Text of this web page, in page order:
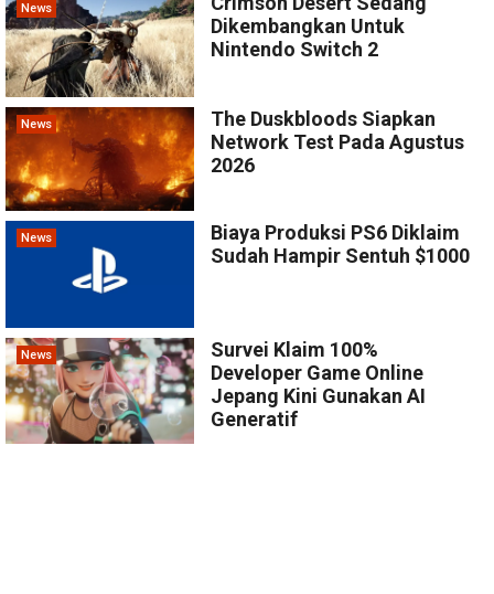
News
Dikembangkan Untuk
Nintendo Switch 2
News
The Duskbloods Siapkan
Network Test Pada Agustus
2026
News
Biaya Produksi PS6 Diklaim
Sudah Hampir Sentuh $1000
News
Survei Klaim 100%
Developer Game Online
Jepang Kini Gunakan AI
Generatif